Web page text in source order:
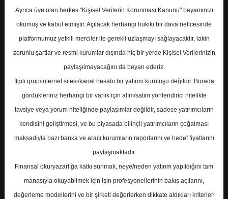
0
Get.
0
Salı, 30 Eylül 2025
En Yüksek Tahmin 59,95 ₺
Ortalama Fiyat Tahmini 49,54 ₺
Ortalama Getiri Potansiyeli %20.25
Ayrıca üye olan herkes "Kişisel Verilerin Korunması Kanunu" beyanımızı
okumuş ve kabul etmiştir. Açılacak herhangi hukiki bir dava neticesinde
platformumuz yetkili merciler ile gerekli uzlaşmayı sağlayacaktır, lakin
zorunlu şartlar ve resmi kurumlar dışında hiç bir yerde Kişisel Verilerinizin
paylaşılmayacağını da beyan ederiz.
İlgili grup/internet sitesi/kanal hesabı bir yatırım kuruluşu değildir. Burada
gördükleriniz herhangi bir varlık için alım/satım yönlendirici nitelikte
tavsiye veya yorum niteliğinde paylaşımlar değildir, sadece yatırımcıların
kendisini geliştirmesi, ve bu piyasada bilinçli yatırımcıların çoğalması
maksadıyla bazı banka ve aracı kurumların raporlarını ve hedef fiyatlarını
paylaşmaktadır.
Finansal okuryazarlığa katkı sunmak, neye/neden yatırım yapıldığını tam
manasıyla okuyabilmek için işin profesyonellerinin bakış açılarını,
değerleme modellerini ve bir şirketi değerlerken dikkate aldıkları kriterleri